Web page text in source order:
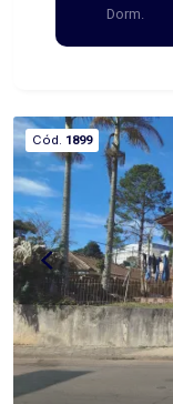
Dorm.
Cód. 1899